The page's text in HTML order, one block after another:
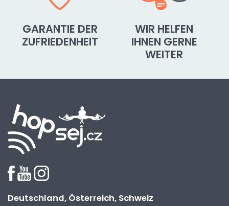
GARANTIE DER
ZUFRIEDENHEIT
WIR HELFEN
IHNEN GERNE
WEITER
Deutschland, Österreich, Schweiz